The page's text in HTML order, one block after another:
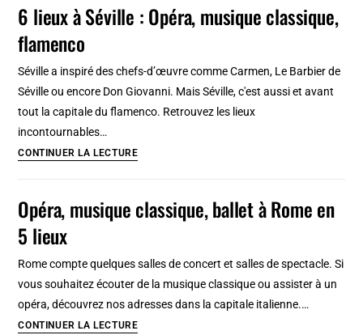
en
et
6 lieux à Séville : Opéra, musique classique,
flamenco
Séville a inspiré des chefs-d’œuvre comme Carmen, Le Barbier de
Séville ou encore Don Giovanni. Mais Séville, c'est aussi et avant
tout la capitale du flamenco. Retrouvez les lieux
incontournables…
CONTINUER LA LECTURE6
Séville
Opéra, musique classique, ballet à Rome en
5 lieux
Rome compte quelques salles de concert et salles de spectacle. Si
vous souhaitez écouter de la musique classique ou assister à un
opéra, découvrez nos adresses dans la capitale italienne.…
CONTINUER LA LECTUREOpéra,